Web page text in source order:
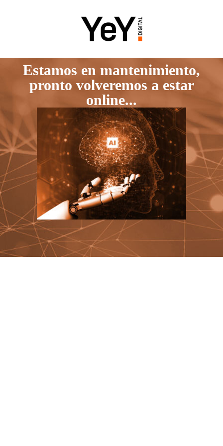
Estamos en mantenimiento,
pronto volveremos a estar
online...